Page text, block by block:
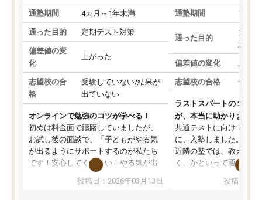
通塾期間 4ヵ月～1年未満
通った目的 定期テスト対策
偏差値の変
化
上がった
志望校の合
格
受験していない/結果が
出ていない
オンラインで勉強のコツが学べる！
初めは料金面で躊躇していましたが、
お試し後の面談で、「子どもがやる気
が出るようにサポートするのが私たち
です！安心してください！やる気が出
ないのは私たち講師の責任です」と言
ってくださり、確かに！と考えて、思
投稿日：2026年03月13日
通塾期間 1～3
通った目的
大学
対策
偏差値の変化 上が
志望校の合格 合格
ラストスパートの１か月
が、本当に助かりました
共通テストに向けての追
に、入塾しました。田舎
近隣の塾では、教えても
く、かといって通うには
可能なので本当に助か
投稿日：